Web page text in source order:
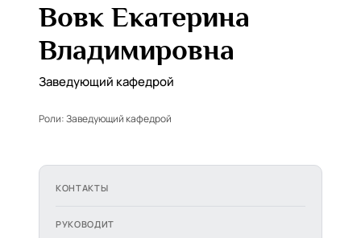
Вовк Екатерина
Владимировна
Заведующий кафедрой
Роли:Заведующий кафедрой
КОНТАКТЫ
РУКОВОДИТ